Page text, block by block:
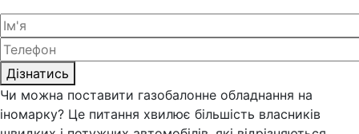
Дізнатись
Чи можна поставити газобалонне обладнання на
іномарку? Це питання хвилює більшість власників